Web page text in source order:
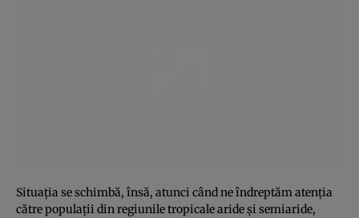
Situaţia se schimbă, însă, atunci când ne îndreptăm atenţia
către populaţii din regiunile tropicale aride şi semiaride,